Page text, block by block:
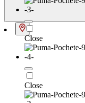
Close
Close